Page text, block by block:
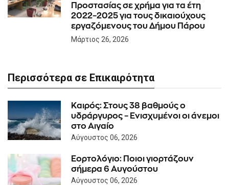
Προστασίας σε χρήμα για τα έτη
2022–2025 για τους δικαιούχους
εργαζόμενους του Δήμου Πάρου
Μάρτιος 26, 2026
Περισσότερα σε Επικαιρότητα
Καιρός: Στους 38 βαθμούς ο
υδράργυρος – Ενισχυμένοι οι άνεμοι
στο Αιγαίο
Αύγουστος 06, 2026
Εορτολόγιο: Ποιοι γιορτάζουν
σήμερα 6 Αυγούστου
Αύγουστος 06, 2026